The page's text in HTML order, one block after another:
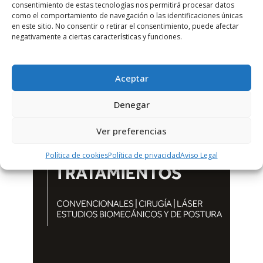
consentimiento de estas tecnologías nos permitirá procesar datos
como el comportamiento de navegación o las identificaciones únicas
en este sitio. No consentir o retirar el consentimiento, puede afectar
negativamente a ciertas características y funciones.
Aceptar
Denegar
Ver preferencias
Política de cookiesPolítica de privacidadAviso Legal